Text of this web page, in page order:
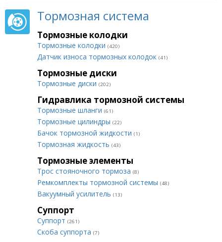
Тормозная система
Тормозные колодки
Тормозные колодки (420)
Датчик износа тормозных колодок (41)
Тормозные диски
Тормозные диски (202)
Гидравлика тормозной системы
Тормозные шланги (61)
Тормозные цилиндры (22)
Бачок тормозной жидкости (1)
Тормозная жидкость (43)
Тормозные элементы
Трос стояночного тормоза (8)
Ремкомплекты тормозной системы (48)
Вакуумный усилитель (13)
Суппорт
Суппорт (261)
Скоба суппорта (7)